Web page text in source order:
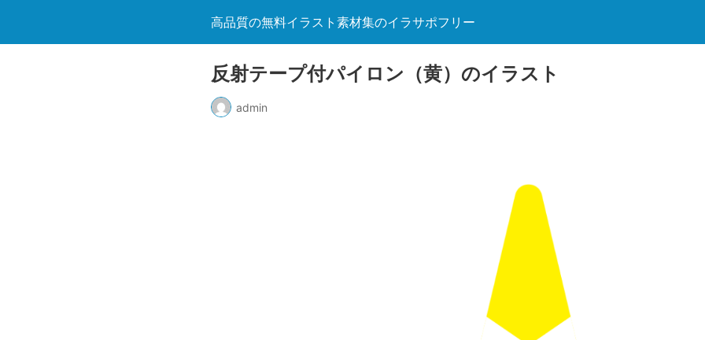
高品質の無料イラスト素材集のイラサポフリー
反射テープ付パイロン（黄）のイラスト
admin